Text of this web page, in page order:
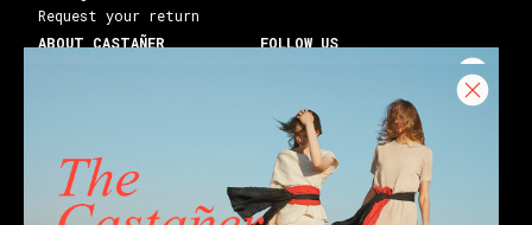
Request your return
ABOUT CASTAÑER
Franchises
Stores
Castañer Society
FOLLOW US
Facebook
Youtube
Blog